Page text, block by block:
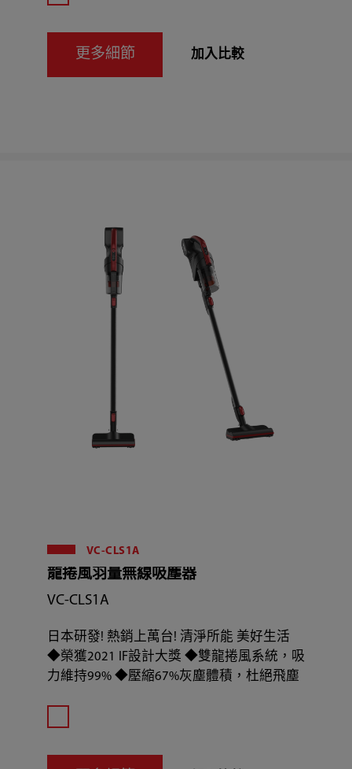
更多細節 加入比較
VC-CLS1A
龍捲風羽量無線吸塵器
VC-CLS1A
日本研發! 熱銷上萬台! 清淨所能 美好生活
◆榮獲2021 IF設計大獎 ◆雙龍捲風系統，吸
力維持99% ◆壓縮67%灰塵體積，杜絕飛塵